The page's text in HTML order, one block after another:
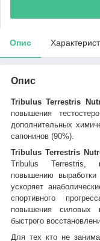
Опис
Опис
Tribulus Terrestris
повышения
дополнительных
сапонинов (90%).
Tribulus Terrestris
Tribulus Terrestris,
повышению выработки
ускоряет
спортивного
повышения силовых
быстрого
Для тех кто не